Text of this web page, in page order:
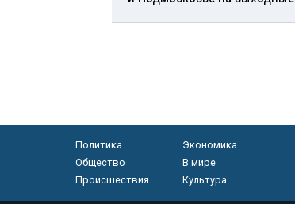
Политика
Экономика
Общество
В мире
Происшествия
Культура